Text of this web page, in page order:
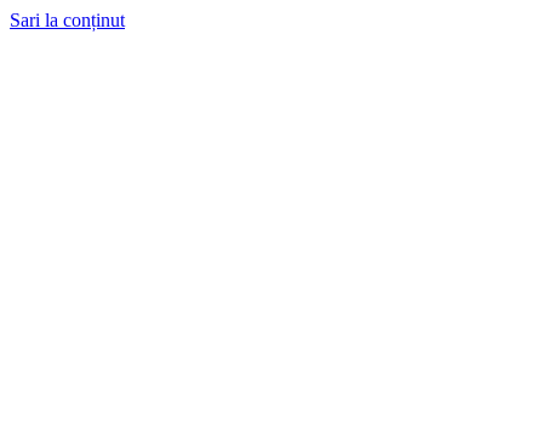
Sari la conținut